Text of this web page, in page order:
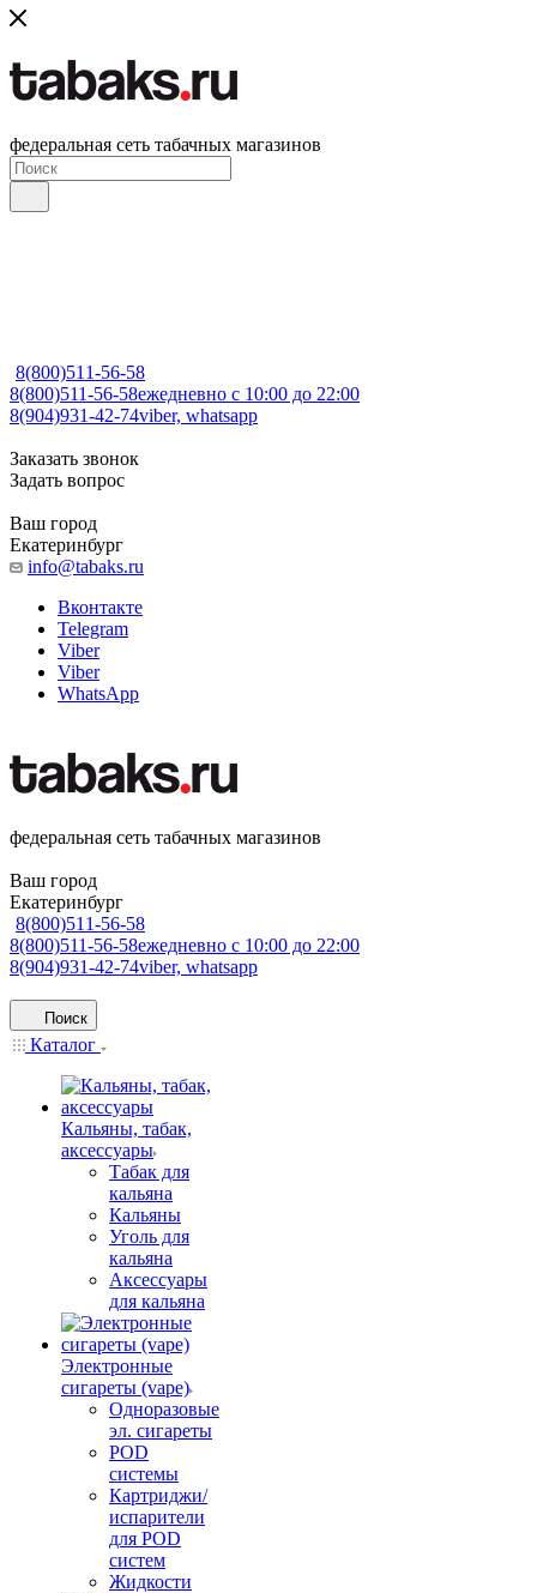
федеральная сеть табачных магазинов
8(800)511-56-58
8(800)511-56-58ежедневно с 10:00 до 22:00
8(904)931-42-74viber, whatsapp
Заказать звонок
Задать вопрос
Ваш город
Екатеринбург
info@tabaks.ru
Вконтакте
Telegram
Viber
Viber
WhatsApp
федеральная сеть табачных магазинов
Ваш город
Екатеринбург
8(800)511-56-58
8(800)511-56-58ежедневно с 10:00 до 22:00
8(904)931-42-74viber, whatsapp
Поиск
Каталог
Кальяны, табак,
аксессуары
Табак для
кальяна
Кальяны
Уголь для
кальяна
Аксессуары
для кальяна
Электронные
сигареты (vape)
Одноразовые
эл. сигареты
POD
системы
Картриджи/
испарители
для POD
систем
Жидкости